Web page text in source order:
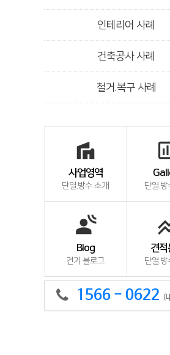
인테리어 사례
건축공사 사례
철거.복구 사례
villa
사업영역
단열.방수 소개 단열.방
spatial_audio
Blog
건기 블로그
견적
단열.방
1566 - 0622 (